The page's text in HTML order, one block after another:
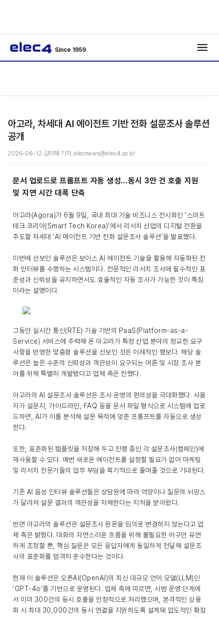
Since 1959
아고라, 차세대 AI 에이전트 기반 전화 설문조사 솔루션
공개
2026-06-12 김미혜 기자, elecnews@elec4.co.kr
문서 업로드로 프롬프트 자동 생성…동시 3만 건 호출 지원
및 지연 시간 대폭 단축
아고라(Agora)가 6월 9일, 국내 최대 기술 비즈니스 전시회인 ‘스마트
테크 코리아(Smart Tech Korea)’에서 리서치 산업의 디지털 전환을
주도할 차세대 ‘AI 에이전트 기반 전화 설문조사 솔루션’을 발표했다.
이번에 선보인 솔루션은 보이스 AI 에이전트 기술을 활용해 자동화된 전
화 인터뷰를 수행하는 시스템이다. 전문적인 리서치 조사에 필수적인 표
준성과 신뢰성을 유지하면서도 효율적인 자동 조사가 가능한 것이 특징
이라는 설명이다.
그동안 실시간 통신(RTE) 기술 기반의 PaaS(Platform-as-a-
Service) 서비스에 주력해 온 아고라가 특정 산업 분야의 정교한 요구
사항을 반영한 맞춤형 솔루션을 선보인 것은 이례적인 행보다. 해당 솔
루션은 높은 수준의 신뢰성과 객관성이 요구되는 여론 및 시장 조사 분
야를 위해 특별히 개발됐다고 업체 측은 전했다.
아고라의 AI 설문조사 솔루션은 조사 운영의 편의성을 극대화했다. 사용
자가 설문지, 가이드라인, FAQ 등을 문서 파일 형식으로 시스템에 업로
드하면, AI가 이를 분석해 설문 목적에 맞춘 프롬프트를 자동으로 생성
한다.
또한, 표준화된 템플릿을 저장해 두고 진행 중인 각 설문조사(캠페인)에
재사용할 수 있다. 매번 새로운 에이전트를 설정할 필요가 없어 마케팅
및 리서치 전문가들의 업무 부담을 획기적으로 줄여줄 것으로 기대된다.
기존 AI 음성 인터뷰 솔루션들은 상담원에 따라 억양이나 질문의 뉘앙스
가 달라져 설문 결과의 객관성을 저해한다는 지적을 받아왔다.
반면 아고라의 솔루션은 설문조사 원문을 임의로 변경하지 않는다고 업
체 측은 밝혔다. 대화의 자연스러운 흐름을 위해 불필요한 어구만 유연
하게 조정할 뿐, 핵심 질문은 모든 응답자에게 동일하게 전달해 설문조
사의 표준화를 엄격히 준수한다는 것이다.
현재 이 솔루션은 오픈AI(OpenAI)의 최신 대규모 언어 모델(LLM)인
‘GPT-4o’를 기반으로 운영된다. 업체 측에 따르면, 시범 운영 단계에
서 이미 300건의 동시 호출을 안정적으로 처리했으며, 본격적인 상용
화 시 최대 30,000건의 동시 연결을 지원하도록 설계돼 압도적인 확장